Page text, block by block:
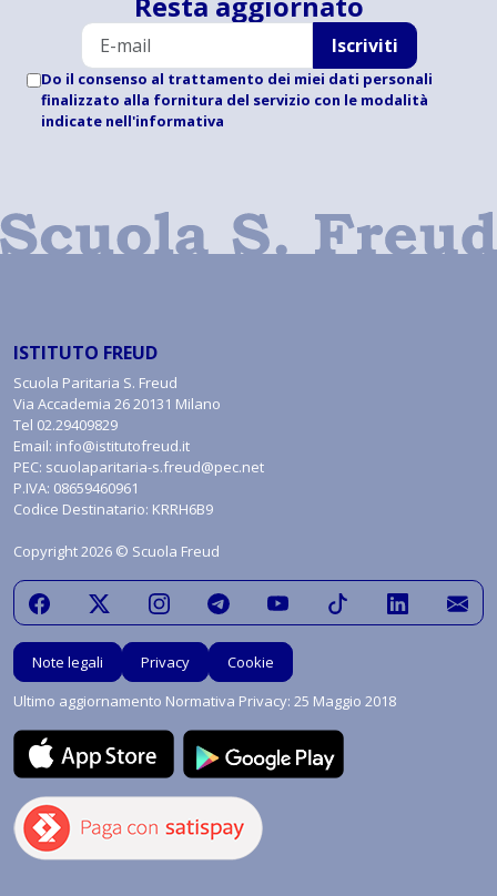
Iscriviti
Do il consenso al trattamento dei miei dati personali
finalizzato alla fornitura del servizio con le modalità
indicate nell'informativa
ISTITUTO FREUD
Scuola Paritaria S. Freud
Via Accademia 26 20131 Milano
Tel 02.29409829
Email: info@istitutofreud.it
PEC: scuolaparitaria-s.freud@pec.net
P.IVA: 08659460961
Codice Destinatario: KRRH6B9
Copyright 2026 © Scuola Freud
Note legali Privacy
Cookie
Ultimo aggiornamento Normativa Privacy: 25 Maggio 2018